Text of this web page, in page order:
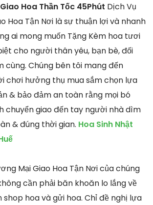
Hoa Thần Tốc 45Phút Dịch Vụ
Hoa Tận Nơi là sự thuận lợi và nhanh
ai mong muốn Tặng Kèm hoa tươi
cho người thân yêu, bạn bè, đối
cùng. Chúng bên tôi mang đến
chơi hưởng thụ mua sắm chọn lựa
& bảo đảm an toàn rằng mọi bó
chuyển giao đến tay người nhà dìm
& đúng thời gian. Hoa Sinh Nhật
Mại Giao Hoa Tận Nơi của chúng
cần phải băn khoăn lo lắng về
hoa và gửi hoa. Chỉ đề nghị lựa